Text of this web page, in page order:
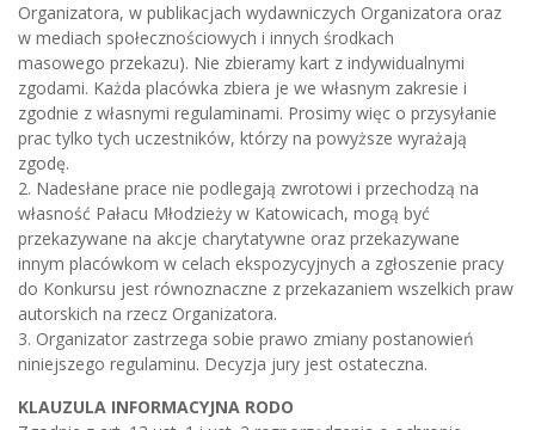
Organizatora, w publikacjach wydawniczych Organizatora oraz
w mediach społecznościowych i innych środkach
masowego przekazu). Nie zbieramy kart z indywidualnymi
zgodami. Każda placówka zbiera je we własnym zakresie i
zgodnie z własnymi regulaminami. Prosimy więc o przysyłanie
prac tylko tych uczestników, którzy na powyższe wyrażają
zgodę.
2. Nadesłane prace nie podlegają zwrotowi i przechodzą na
własność Pałacu Młodzieży w Katowicach, mogą być
przekazywane na akcje charytatywne oraz przekazywane
innym placówkom w celach ekspozycyjnych a zgłoszenie pracy
do Konkursu jest równoznaczne z przekazaniem wszelkich praw
autorskich na rzecz Organizatora.
3. Organizator zastrzega sobie prawo zmiany postanowień
niniejszego regulaminu. Decyzja jury jest ostateczna.
KLAUZULA INFORMACYJNA RODO